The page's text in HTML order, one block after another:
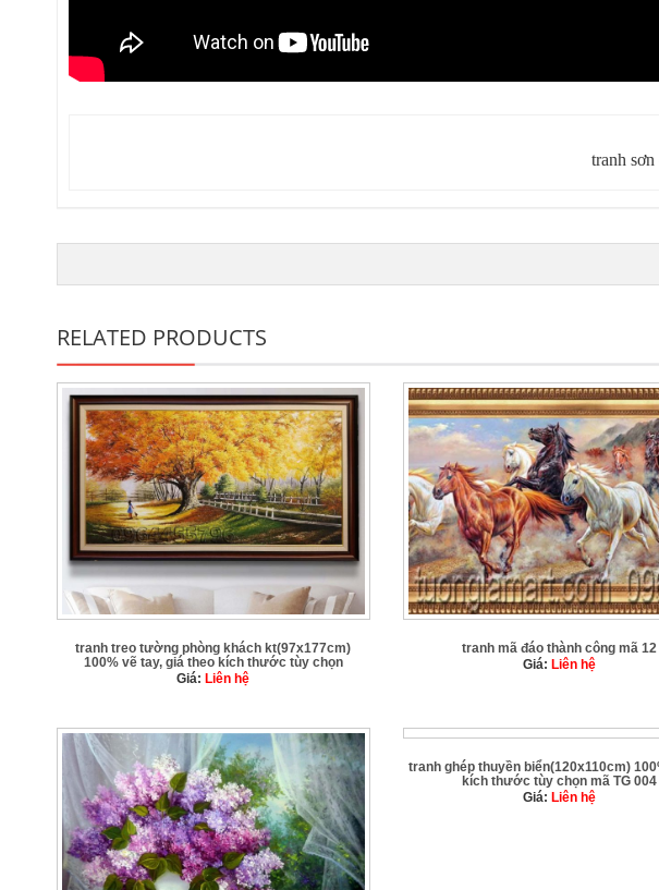
tranh
RELATED PRODUCTS
tranh treo tường phòng khách kt(97x177cm)
100% vẽ tay, giá theo kích thước tùy chọn
Giá:Liên hệ
tranh mã đáo thành công mã 12
Giá: Liên hệ
tranh ghép thuyền biển(120x110cm)
kích thước tùy chọn mã TG 004
Giá: Liên hệ